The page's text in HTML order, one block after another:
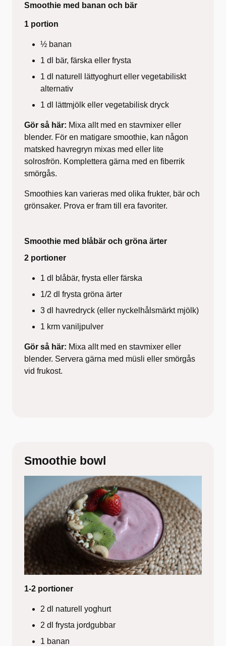
Smoothie med banan och bär
1 portion
½ banan
1 dl bär, färska eller frysta
1 dl naturell lättyoghurt eller vegetabiliskt
alternativ
1 dl lättmjölk eller vegetabilisk dryck
Gör så här: Mixa allt med en stavmixer eller
blender. För en matigare smoothie, kan någon
matsked havregryn mixas med eller lite
solrosfrön. Komplettera gärna med en fiberrik
smörgås.
Smoothies kan varieras med olika frukter, bär och
grönsaker. Prova er fram till era favoriter.
Smoothie med blåbär och gröna ärter
2 portioner
1 dl blåbär, frysta eller färska
1/2 dl frysta gröna ärter
3 dl havredryck (eller nyckelhålsmärkt mjölk)
1 krm vaniljpulver
Gör så här: Mixa allt med en stavmixer eller
blender. Servera gärna med müsli eller smörgås
vid frukost.
Smoothie bowl
1-2 portioner
2 dl naturell yoghurt
2 dl frysta jordgubbar
1 banan